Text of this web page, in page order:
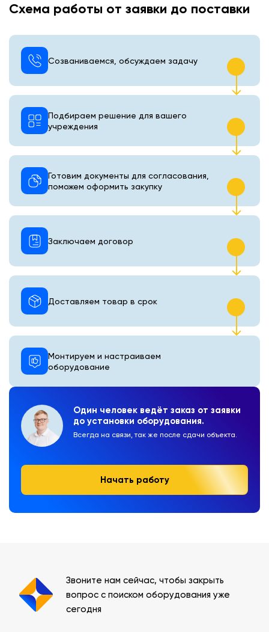
Схема работы от заявки до поставки
Один человек ведёт заказ от заявки
до установки оборудования.
Всегда на связи, так же после сдачи объекта.
Начать работу
Созваниваемся, обсуждаем задачу
Подбираем решение для вашего
учреждения
Готовим документы для согласования,
поможем оформить закупку
Монтируем и настраиваем
оборудование
Доставляем товар в срок
Заключаем договор
Звоните нам сейчас, чтобы закрыть
вопрос с поиском оборудования уже
сегодня